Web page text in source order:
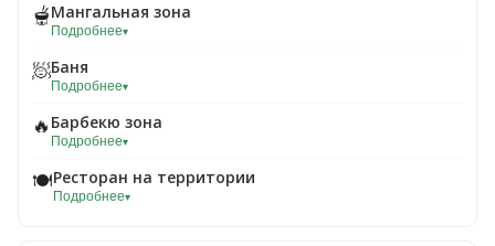
🫕Мангальная зона
Подробнее▾
🧖Баня
Подробнее▾
🔥 Барбекю зона
Подробнее▾
🍽️Ресторан на территории
Подробнее▾